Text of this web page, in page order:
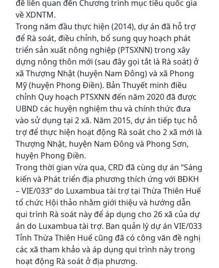
đề liên quan đến Chương trình mục tiêu quốc gia
về XDNTM.
Trong năm đầu thực hiện (2014), dự án đã hỗ trợ
để Rà soát, điều chỉnh, bổ sung quy hoạch phát
triển sản xuất nông nghiệp (PTSXNN) trong xây
dựng nông thôn mới (sau đây gọi tắt là Rà soát) ở
xã Thượng Nhật (huyện Nam Đông) và xã Phong
Mỹ (huyện Phong Điền). Bản Thuyết minh điều
chỉnh Quy hoạch PTSXNN đến năm 2020 đã được
UBND các huyện nghiệm thu và chính thức đưa
vào sử dụng tại 2 xã. Năm 2015, dự án tiếp tục hỗ
trợ để thực hiện hoạt động Rà soát cho 2 xã mới là
Thượng Nhật, huyện Nam Đông và Phong Sơn,
huyện Phong Điền.
Trong thời gian vừa qua, CRD đã cùng dự án “Sáng
kiến và Phát triển địa phương thích ứng với BĐKH
– VIE/033” do Luxambua tài trợ tại Thừa Thiên Huế
tổ chức Hội thảo nhằm giới thiệu và hướng dẫn
qui trình Rà soát này để áp dụng cho 26 xã của dự
án do Luxambua tài trợ. Ban quản lý dự án VIE/033
Tỉnh Thừa Thiên Huế cũng đã có công văn đề nghị
các xã tham khảo và áp dụng qui trình này trong
hoạt động Rà soát ở địa phương.